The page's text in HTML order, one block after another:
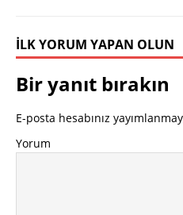
İLK YORUM YAPAN OLUN
Bir yanıt bırakın
E-posta hesabınız
Yorum